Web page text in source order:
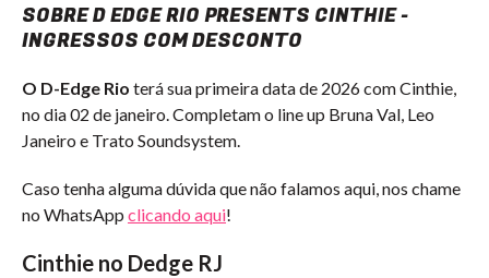
SOBRE D EDGE RIO PRESENTS CINTHIE -
INGRESSOS COM DESCONTO
O D-Edge Rio terá sua primeira data de 2026 com Cinthie,
no dia 02 de janeiro. Completam o line up Bruna Val, Leo
Janeiro e Trato Soundsystem.
Caso tenha alguma dúvida que não falamos aqui, nos chame
no WhatsApp clicando aqui!
Cinthie no Dedge RJ